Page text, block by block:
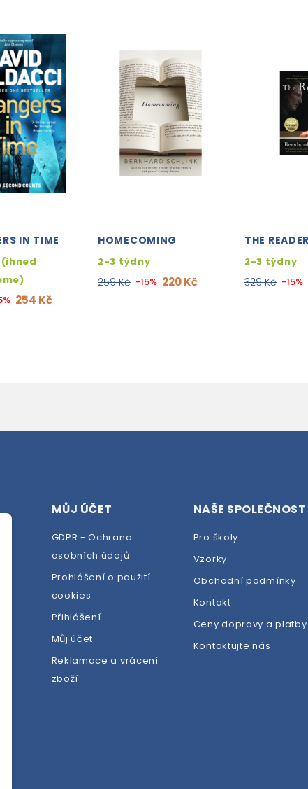
IN TIME
254 Kč
HOMECOMING
2-3 týdny
259 Kč -15% 220 Kč
THE READER
2-3 týdny
329 Kč -15%
MŮJ ÚČET
GDPR - Ochrana
osobních údajů
Prohlášení o použití
cookies
Přihlášení
Můj účet
Reklamace a vrácení
zboží
NAŠE SPOLEČNOST
Pro školy
Vzorky
Obchodní podmínky
Kontakt
Ceny dopravy a platby
Kontaktujte nás